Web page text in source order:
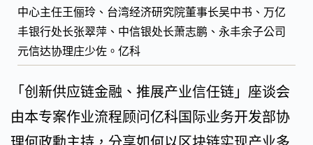
中心主任王俪玲、台湾经济研究院董事长吴中书、万亿
丰银行处长张翠萍、中信银处长萧志鹏、永丰余子公司
元信达协理庄少佐。亿科
「创新供应链金融、推展产业信任链」座谈会
由本专案作业流程顾问亿科国际业务开发部协